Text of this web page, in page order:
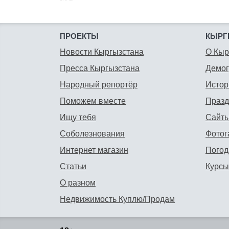
ПРОЕКТЫ
Новости Кыргызстана
Пресса Кыргызстана
Народный репортёр
Поможем вместе
Ищу тебя
Соболезнования
Интернет магазин
Статьи
О разном
Недвижимость Куплю/Продам
О